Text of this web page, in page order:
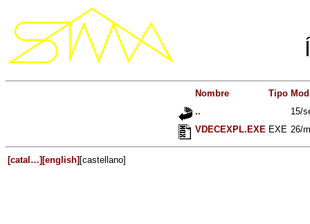
Nombre Tipo
..
15/
VDECEXPL.EXE EXE 26/
[catal…][english][castellano]